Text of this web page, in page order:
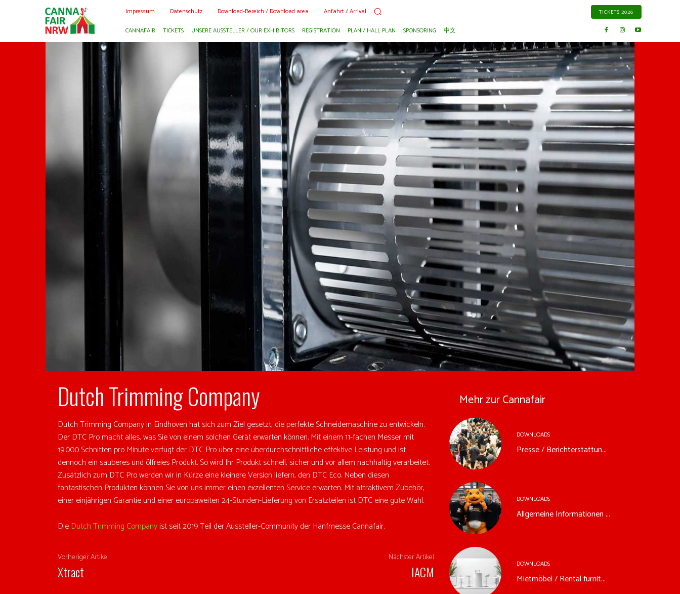
Impressum Datenschutz Download-Bereich / Download area Anfahrt / Arrival TICKETS 2026
CANNAFAIR TICKETS UNSERE AUSSTELLER / OUR EXHIBITORS REGISTRATION PLAN / HALL PLAN SPONSORING 中文
Dutch Trimming Company
Dutch Trimming Company in Eindhoven hat sich zum Ziel gesetzt, die perfekte Schneidemaschine zu entwickeln.
Der DTC Pro macht alles, was Sie von einem solchen Gerät erwarten können. Mit einem 11-fachen Messer mit
19.000 Schnitten pro Minute verfügt der DTC Pro über eine überdurchschnittliche effektive Leistung und ist
dennoch ein sauberes und ölfreies Produkt. So wird Ihr Produkt schnell, sicher und vor allem nachhaltig verarbeitet.
Zusätzlich zum DTC Pro werden wir in Kürze eine kleinere Version liefern, den DTC Eco. Neben diesen
fantastischen Produkten können Sie von uns immer einen exzellenten Service erwarten. Mit attraktivem Zubehör,
einer einjährigen Garantie und einer europaweiten 24-Stunden-Lieferung von Ersatzteilen ist DTC eine gute Wahl.
Die Dutch Trimming Companyist seit 2019 Teil der Aussteller-Community der Hanfmesse Cannafair.
Vorheriger Artikel
Xtract
Nächster Artikel
IACM
Mehr zur Cannafair
DOWNLOADS
Presse / Berichterstattun...
DOWNLOADS
Allgemeine Informationen ...
DOWNLOADS
Mietmöbel / Rental furnit...